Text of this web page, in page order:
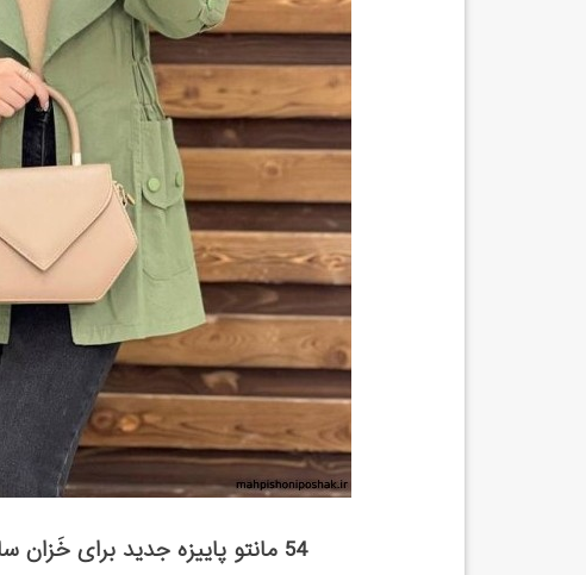
54 مانتو پاییزه جدید برای خَزان سال 1402؛ برای استایل متفاوت ...